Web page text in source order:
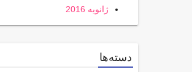
ژانویه 2016
دسته‌ها